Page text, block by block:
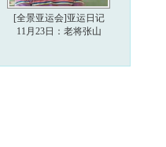
[全景亚运会]亚运日记
11月23日：老将张山